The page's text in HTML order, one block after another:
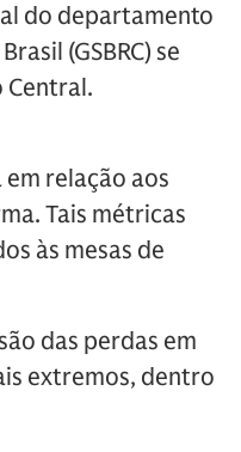
do departamento
(GSBRC) se
Central.
relação aos
Tais métricas
às mesas de
das perdas em
extremos, dentro